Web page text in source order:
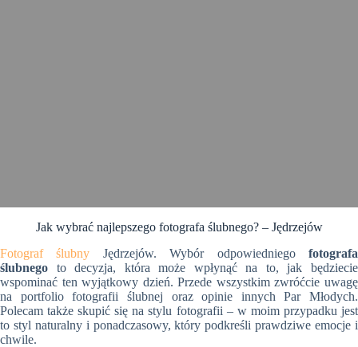
Jak wybrać najlepszego fotografa ślubnego? – Jędrzejów
Fotograf ślubny Jędrzejów. Wybór odpowiedniegofotografa
ślubnego to decyzja, która może wpłynąć na to, jak będziecie
wspominać ten wyjątkowy dzień. Przede wszystkim zwróćcie uwagę
na portfolio fotografii ślubnej oraz opinie innych Par Młodych.
Polecam także skupić się na stylu fotografii – w moim przypadku jest
to styl naturalny i ponadczasowy, który podkreśli prawdziwe emocje i
chwile.